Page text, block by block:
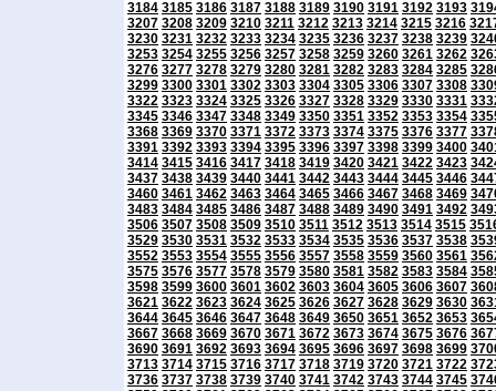
3184 3185 3186 3187 3188 3189 3190 3191 3192 3193
3207 3208 3209 3210 3211 3212 3213 3214 3215 3216
3230 3231 3232 3233 3234 3235 3236 3237 3238 3239
3253 3254 3255 3256 3257 3258 3259 3260 3261 3262
3276 3277 3278 3279 3280 3281 3282 3283 3284 3285
3299 3300 3301 3302 3303 3304 3305 3306 3307 3308
3322 3323 3324 3325 3326 3327 3328 3329 3330 3331
3345 3346 3347 3348 3349 3350 3351 3352 3353 3354
3368 3369 3370 3371 3372 3373 3374 3375 3376 3377
3391 3392 3393 3394 3395 3396 3397 3398 3399 3400
3414 3415 3416 3417 3418 3419 3420 3421 3422 3423
3437 3438 3439 3440 3441 3442 3443 3444 3445 3446
3460 3461 3462 3463 3464 3465 3466 3467 3468 3469
3483 3484 3485 3486 3487 3488 3489 3490 3491 3492
3506 3507 3508 3509 3510 3511 3512 3513 3514 3515
3529 3530 3531 3532 3533 3534 3535 3536 3537 3538
3552 3553 3554 3555 3556 3557 3558 3559 3560 3561
3575 3576 3577 3578 3579 3580 3581 3582 3583 3584
3598 3599 3600 3601 3602 3603 3604 3605 3606 3607
3621 3622 3623 3624 3625 3626 3627 3628 3629 3630
3644 3645 3646 3647 3648 3649 3650 3651 3652 3653
3667 3668 3669 3670 3671 3672 3673 3674 3675 3676
3690 3691 3692 3693 3694 3695 3696 3697 3698 3699
3713 3714 3715 3716 3717 3718 3719 3720 3721 3722
3736 3737 3738 3739 3740 3741 3742 3743 3744 3745